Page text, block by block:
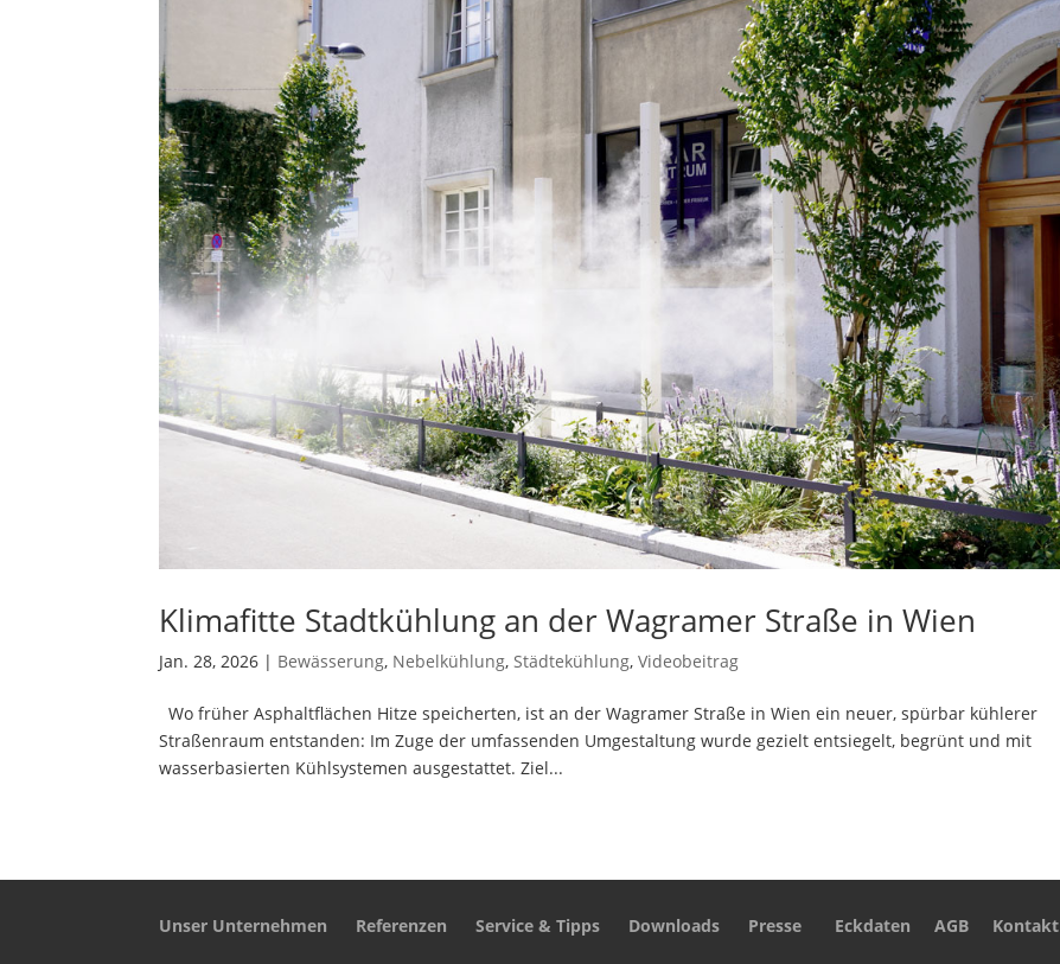
Klimafitte Stadtkühlung an der Wagramer Straße in Wien
Jan. 28, 2026 | Bewässerung, Nebelkühlung, Städtekühlung,Videobeitrag
​Wo früher Asphaltflächen Hitze speicherten, ist an der Wagramer Straße in Wien ein neuer, spürbar kühlerer
Straßenraum entstanden: Im Zuge der umfassenden Umgestaltung wurde gezielt entsiegelt, begrünt und mit
wasserbasierten Kühlsystemen ausgestattet. Ziel...
Unser Unternehmen Referenzen Service & Tipps Downloads Presse Eckdaten AGB Kontakt